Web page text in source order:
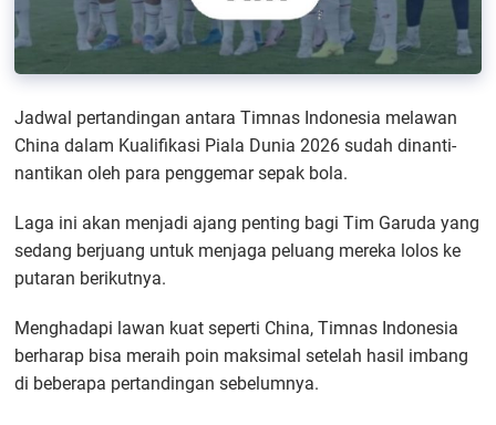
Jadwal pertandingan antara Timnas Indonesia melawan
China dalam Kualifikasi Piala Dunia 2026 sudah dinanti-
nantikan oleh para penggemar sepak bola.
Laga ini akan menjadi ajang penting bagi Tim Garuda yang
sedang berjuang untuk menjaga peluang mereka lolos ke
putaran berikutnya.
Menghadapi lawan kuat seperti China, Timnas Indonesia
berharap bisa meraih poin maksimal setelah hasil imbang
di beberapa pertandingan sebelumnya.